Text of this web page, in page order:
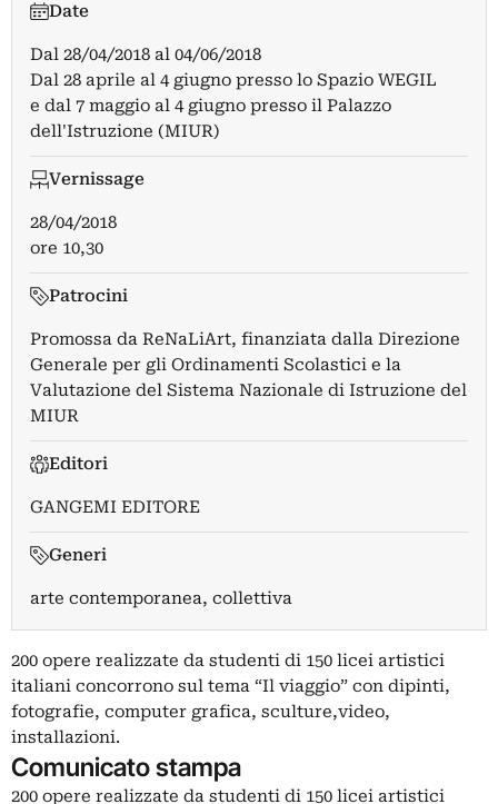
Date
Dal 28/04/2018 al 04/06/2018
Dal 28 aprile al 4 giugno presso lo Spazio WEGIL
e dal 7 maggio al 4 giugno presso il Palazzo
dell'Istruzione (MIUR)
Vernissage
28/04/2018
ore 10,30
Patrocini
Promossa da ReNaLiArt, finanziata dalla Direzione
Generale per gli Ordinamenti Scolastici e la
Valutazione del Sistema Nazionale di Istruzione del
MIUR
Editori
GANGEMI EDITORE
Generi
arte contemporanea, collettiva
200 opere realizzate da studenti di 150 licei artistici
italiani concorrono sul tema “Il viaggio” con dipinti,
fotografie, computer grafica, sculture,video,
installazioni.
Comunicato stampa
200 opere realizzate da studenti di 150 licei artistici